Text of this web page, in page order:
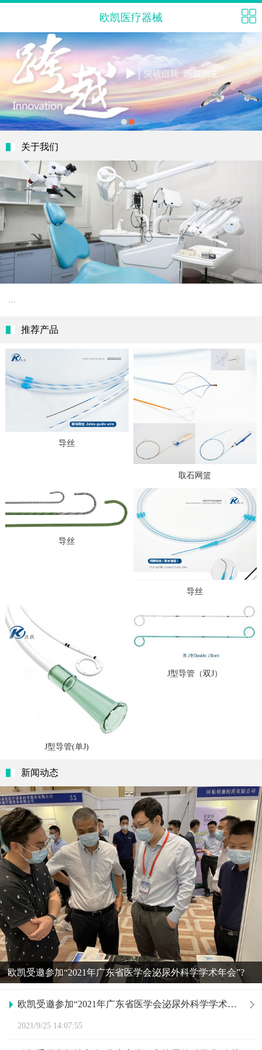
欧凯医疗器械
1 2
关于我们
...
推荐产品
取石网篮
导丝
J型导管(单J)
J型导管（双J）
新闻动态
欧凯受邀参加“2021年广东省医学会泌尿外科学学术年会”?
2021/9/25 14:07:55
欧凯受邀参加第七次“华东六省一市泌尿外科学术”会议
2021/7/26 10:31:03
欧凯受邀参加第六届贵州“黔山秀水”泌尿论坛会议
2021/7/26 10:25:21